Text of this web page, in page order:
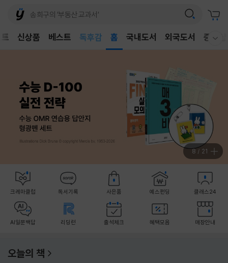
신상품 베스트
독후감
홈 국내도서 외국도서 중고샵
9 / 21
크레마클럽 독서기록 사은품 예스펀딩 클래스24
AI일문백답 리딩런 출석체크 혜택모음 매장안내
오늘의 책